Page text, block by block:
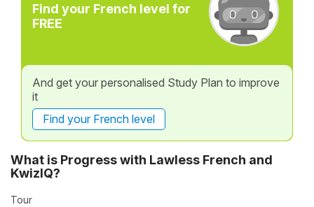
Find your French level for
FREE
And get your personalised Study Plan to improve
it
Find your French level
What is Progress with Lawless French and
KwizIQ?
Tour